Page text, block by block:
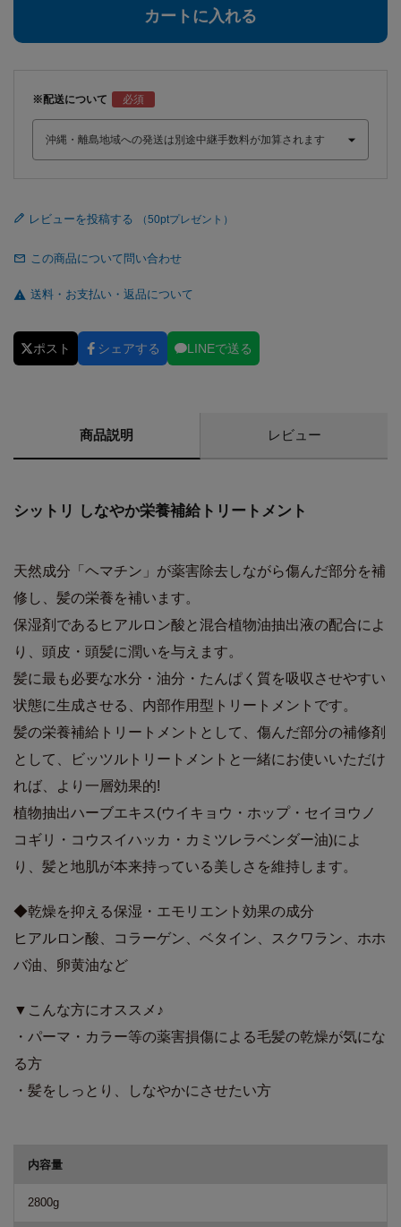
カートに入れる
※配送について
レビューを投稿する
この商品について問い合わせ
送料・お支払い・返品について
ポスト シェアする LINEで送る
商品説明 レビュー
シットリ しなやか栄養補給トリートメント
天然成分「ヘマチン」が薬害除去しながら傷んだ部分を補
修し、髪の栄養を補います。
保湿剤であるヒアルロン酸と混合植物油抽出液の配合によ
り、頭皮・頭髪に潤いを与えます。
髪に最も必要な水分・油分・たんぱく質を吸収させやすい
状態に生成させる、内部作用型トリートメントです。
髪の栄養補給トリートメントとして、傷んだ部分の補修剤
として、ビッツルトリートメントと一緒にお使いいただけ
れば、より一層効果的!
植物抽出ハーブエキス(ウイキョウ・ホップ・セイヨウノ
コギリ・コウスイハッカ・カミツレラベンダー油)によ
り、髪と地肌が本来持っている美しさを維持します。
◆乾燥を抑える保湿・エモリエント効果の成分
ヒアルロン酸、コラーゲン、ベタイン、スクワラン、ホホ
バ油、卵黄油など
▼こんな方にオススメ♪
・パーマ・カラー等の薬害損傷による毛髪の乾燥が気にな
る方
・髪をしっとり、しなやかにさせたい方
内容量
2800g